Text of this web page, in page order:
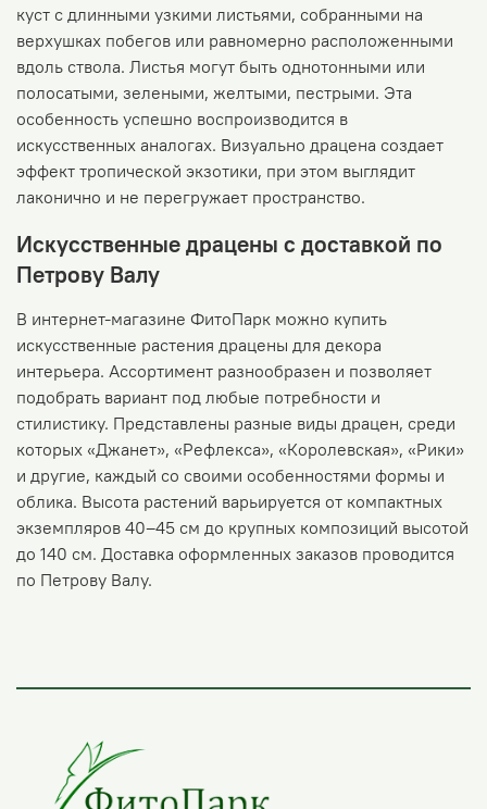
куст с длинными узкими листьями, собранными на
верхушках побегов или равномерно расположенными
вдоль ствола. Листья могут быть однотонными или
полосатыми, зелеными, желтыми, пестрыми. Эта
особенность успешно воспроизводится в
искусственных аналогах. Визуально драцена создает
эффект тропической экзотики, при этом выглядит
лаконично и не перегружает пространство.
Искусственные драцены с доставкой по
Петрову Валу
В интернет-магазине ФитоПарк можно купить
искусственные растения драцены для декора
интерьера. Ассортимент разнообразен и позволяет
подобрать вариант под любые потребности и
стилистику. Представлены разные виды драцен, среди
которых «Джанет», «Рефлекса», «Королевская», «Рики»
и другие, каждый со своими особенностями формы и
облика. Высота растений варьируется от компактных
экземпляров 40–45 см до крупных композиций высотой
до 140 см. Доставка оформленных заказов проводится
по Петрову Валу.